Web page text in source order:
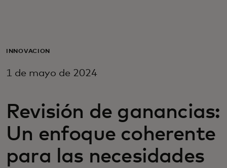
Para empresas
Para innovadores
Noticias y tendencias
INNOVACIÓN
1 de mayo de 2024
Revisión de ganancias:
Un enfoque coherente
para las necesidades